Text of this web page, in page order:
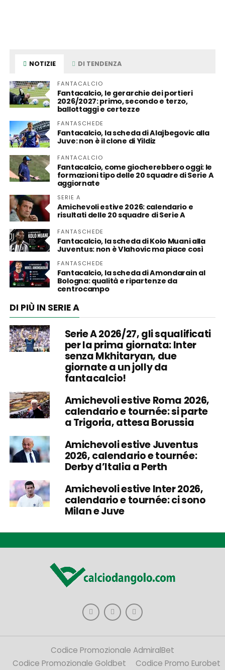
NOTIZIE DI TENDENZA
FANTACALCIO
Fantacalcio, le gerarchie dei portieri
2026/2027: primo, secondo e terzo,
ballottaggi e certezze
FANTASCHEDE
Fantacalcio, la scheda di Alajbegovic alla
Juve: non è il clone di Yildiz
FANTACALCIO
Fantacalcio, come giocherebbero oggi: le
formazioni tipo delle 20 squadre di Serie A
aggiornate
SERIE A
Amichevoli estive 2026: calendario e
risultati delle 20 squadre di Serie A
FANTASCHEDE
Fantacalcio, la scheda di Kolo Muani alla
Juventus: non è Vlahovic ma piace così
FANTASCHEDE
Fantacalcio, la scheda di Amondarain al
Bologna: qualità e ripartenze da
centrocampo
DI PIÙ IN SERIE A
Serie A 2026/27, gli squalificati
per la prima giornata: Inter
senza Mkhitaryan, due
giornate a un jolly da
fantacalcio!
Amichevoli estive Roma 2026,
calendario e tournée: si parte
a Trigoria, attesa Borussia
Amichevoli estive Juventus
2026, calendario e tournée:
Derby d’Italia a Perth
Amichevoli estive Inter 2026,
calendario e tournée: ci sono
Milan e Juve
Codice Promozionale AdmiralBet
Codice Promozionale Goldbet
Codice Promo Eurobet